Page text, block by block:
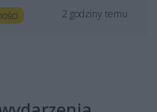
2 godziny temu